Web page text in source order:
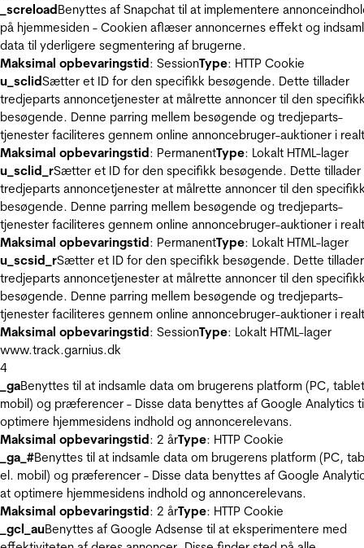
_screloadBenyttes af Snapchat til at implementere
på hjemmesiden - Cookien aflæser annoncernes effekt og
data til yderligere segmentering af brugerne.
Maksimal opbevaringstid: SessionType: HTTP Cookie
u_sclidSætter et ID for den specifikk besøgende. Dette tillader
tredjeparts annoncetjenester at målrette annoncer til den
besøgende. Denne parring mellem besøgende og tredjeparts-
tjenester faciliteres gennem online annoncebruger-auktioner i
Maksimal opbevaringstid: PermanentType: Lokalt HTML-lager
u_sclid_rSætter et ID for den specifikk besøgende. Dette tillader
tredjeparts annoncetjenester at målrette annoncer til den
besøgende. Denne parring mellem besøgende og tredjeparts-
tjenester faciliteres gennem online annoncebruger-auktioner i
Maksimal opbevaringstid: PermanentType: Lokalt HTML-lager
u_scsid_rSætter et ID for den specifikk besøgende. Dette tillader
tredjeparts annoncetjenester at målrette annoncer til den
besøgende. Denne parring mellem besøgende og tredjeparts-
tjenester faciliteres gennem online annoncebruger-auktioner i
Maksimal opbevaringstid: SessionType: Lokalt HTML-lager
www.track.garnius.dk
4
_gaBenyttes til at indsamle data om brugerens platform (PC,
mobil) og præferencer - Disse data benyttes af Google Analytics
optimere hjemmesidens indhold og annoncerelevans.
Maksimal opbevaringstid: 2 årType: HTTP Cookie
_ga_#Benyttes til at indsamle data om brugerens platform (PC,
el. mobil) og præferencer - Disse data benyttes af Google
at optimere hjemmesidens indhold og annoncerelevans.
Maksimal opbevaringstid: 2 årType: HTTP Cookie
_gcl_auBenyttes af Google Adsense til at eksperimentere med